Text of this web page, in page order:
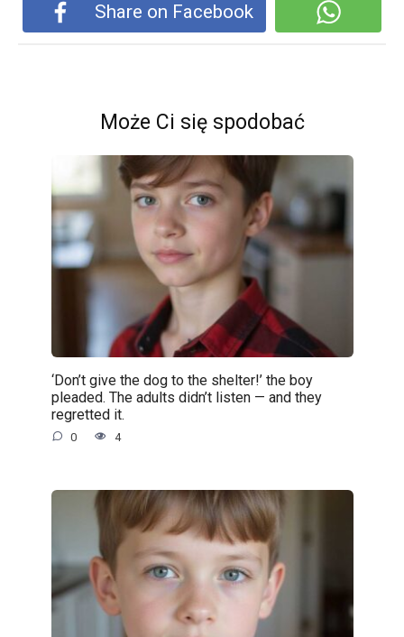
Share on Facebook
Może Ci się spodobać
‘Don’t give the dog to the shelter!’ the boy
pleaded. The adults didn’t listen — and they
regretted it.
0 4